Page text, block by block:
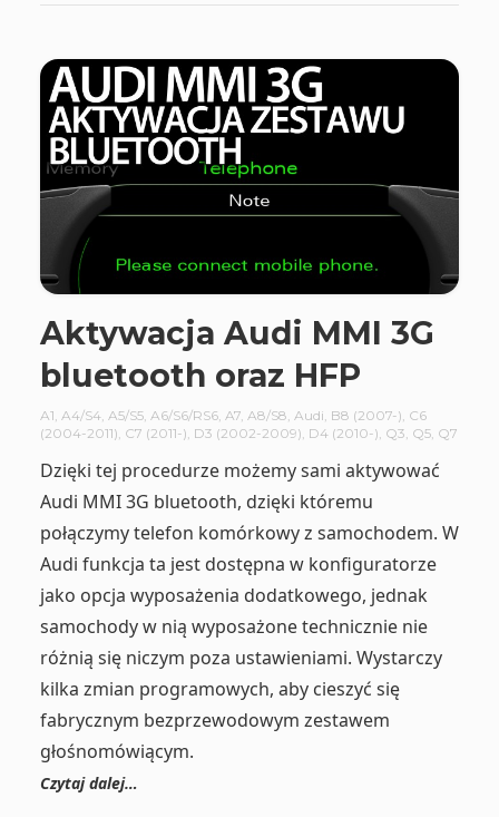
Aktywacja Audi MMI 3G
bluetooth oraz HFP
A1, A4/S4, A5/S5, A6/S6/RS6, A7, A8/S8, Audi, B8 (2007-), C6
(2004-2011), C7 (2011-), D3 (2002-2009), D4 (2010-), Q3, Q5, Q7
Dzięki tej procedurze możemy sami aktywować
Audi MMI 3G bluetooth, dzięki któremu
połączymy telefon komórkowy z samochodem. W
Audi funkcja ta jest dostępna w konfiguratorze
jako opcja wyposażenia dodatkowego, jednak
samochody w nią wyposażone technicznie nie
różnią się niczym poza ustawieniami. Wystarczy
kilka zmian programowych, aby cieszyć się
fabrycznym bezprzewodowym zestawem
głośnomówiącym.
Czytaj dalej…